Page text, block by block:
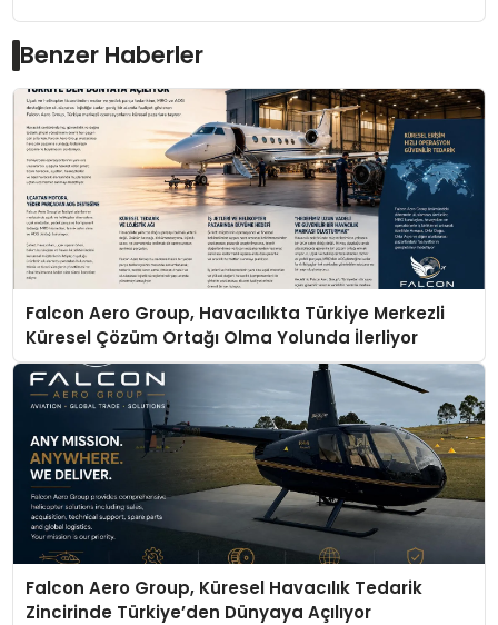
Benzer Haberler
Falcon Aero Group, Havacılıkta Türkiye Merkezli
Küresel Çözüm Ortağı Olma Yolunda İlerliyor
Falcon Aero Group, Küresel Havacılık Tedarik
Zincirinde Türkiye’den Dünyaya Açılıyor